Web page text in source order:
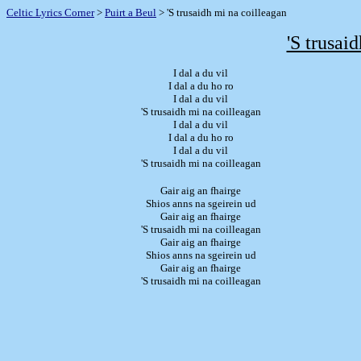
Celtic Lyrics Corner> Puirt a Beul > 'S trusaidh mi na coilleagan
'S
I dal a du vil
I dal a du ho ro
I dal a du vil
'S trusaidh mi na coilleagan
I dal a du vil
I dal a du ho ro
I dal a du vil
'S trusaidh mi na coilleagan
Gair aig an fhairge
Shios anns na sgeirein ud
Gair aig an fhairge
'S trusaidh mi na coilleagan
Gair aig an fhairge
Shios anns na sgeirein ud
Gair aig an fhairge
'S trusaidh mi na coilleagan